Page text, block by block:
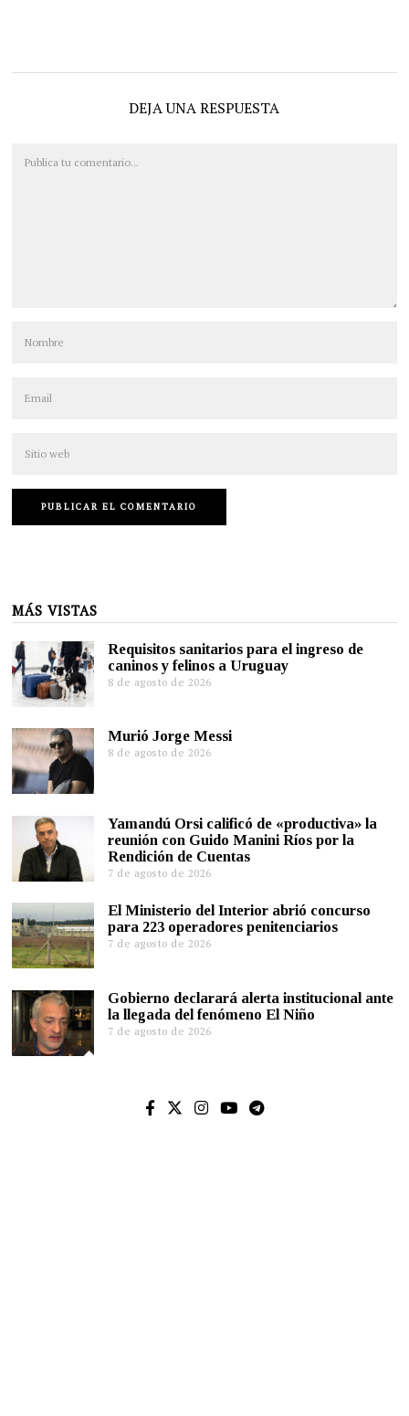
DEJA UNA RESPUESTA
MÁS VISTAS
Requisitos sanitarios para el ingreso de
caninos y felinos a Uruguay
8 de agosto de 2026
Murió Jorge Messi
8 de agosto de 2026
Yamandú Orsi calificó de «productiva» la
reunión con Guido Manini Ríos por la
Rendición de Cuentas
7 de agosto de 2026
El Ministerio del Interior abrió concurso
para 223 operadores penitenciarios
7 de agosto de 2026
Gobierno declarará alerta institucional ante
la llegada del fenómeno El Niño
7 de agosto de 2026